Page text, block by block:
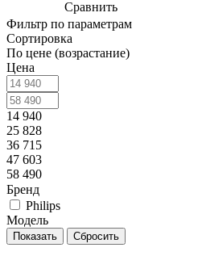
Сравнить
Фильтр по параметрам
Сортировка
По цене (возрастание)
Цена
14 940
25 828
36 715
47 603
58 490
Бренд
Philips
Модель
Сбросить